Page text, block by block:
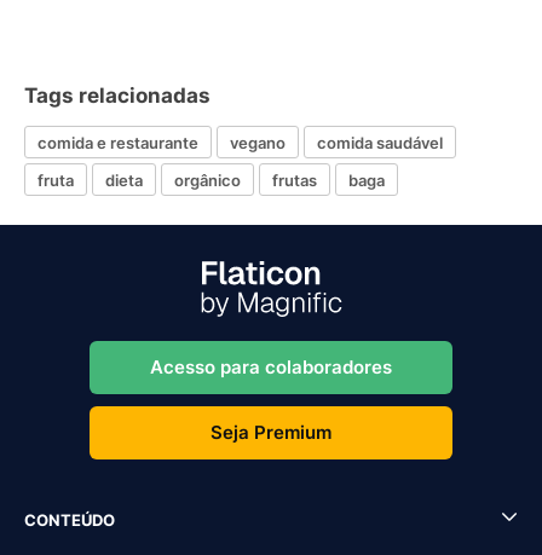
Tags relacionadas
comida e restaurante vegano
comida saudável
fruta
dieta orgânico frutas baga
Acesso para colaboradores
Seja Premium
CONTEÚDO